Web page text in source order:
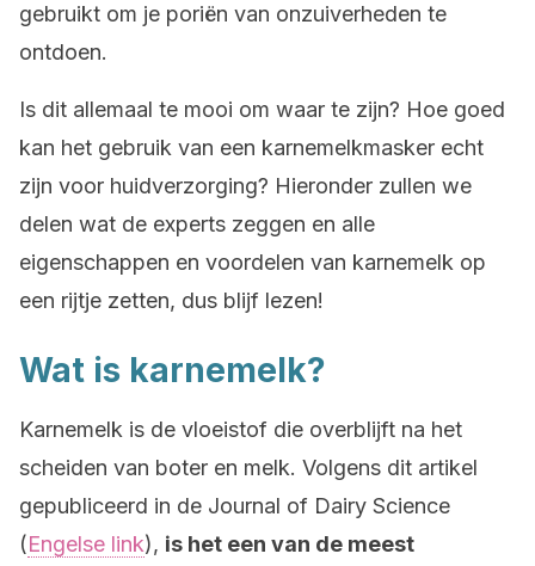
gebruikt om je poriën van onzuiverheden te
ontdoen.
Is dit allemaal te mooi om waar te zijn? Hoe goed
kan het gebruik van een karnemelkmasker echt
zijn voor huidverzorging? Hieronder zullen we
delen wat de experts zeggen en alle
eigenschappen en voordelen van karnemelk op
een rijtje zetten, dus blijf lezen!
Wat is karnemelk?
Karnemelk is de vloeistof die overblijft na het
scheiden van boter en melk. Volgens dit artikel
gepubliceerd in de Journal of Dairy Science
(Engelse link), is het een van de meest